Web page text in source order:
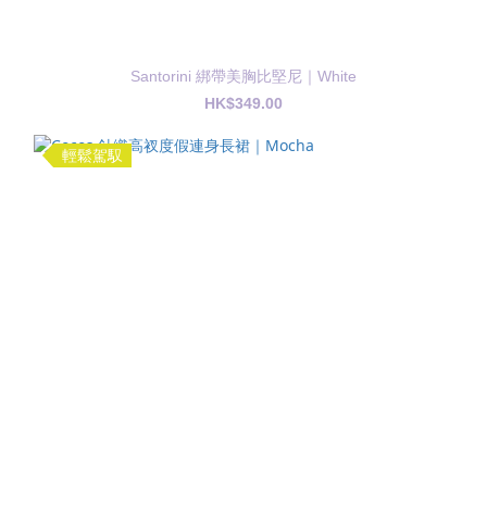
Santorini 綁帶美胸比堅尼｜White
HK$349.00
輕鬆駕馭